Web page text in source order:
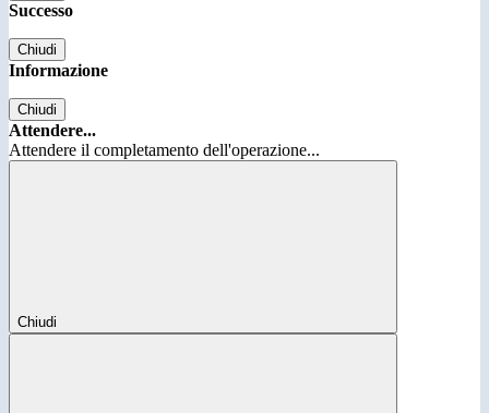
Successo
Chiudi
Informazione
Chiudi
Attendere...
Attendere il completamento dell'operazione...
Chiudi